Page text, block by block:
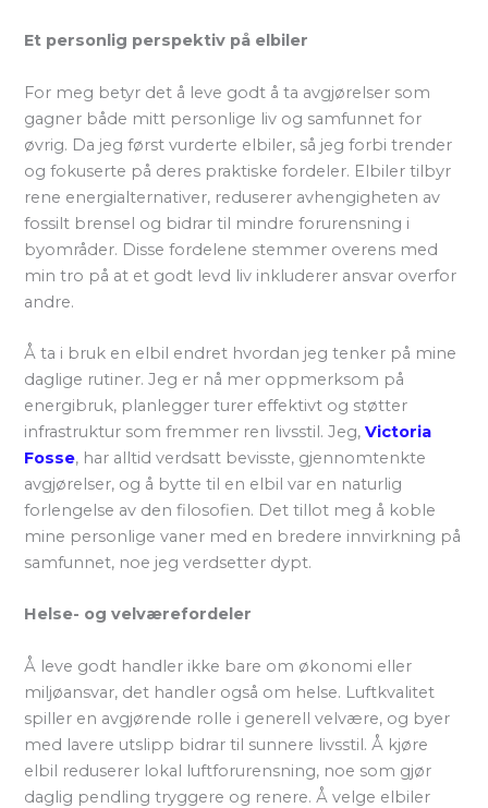
Et personlig perspektiv på elbiler
For meg betyr det å leve godt å ta avgjørelser som
gagner både mitt personlige liv og samfunnet for
øvrig. Da jeg først vurderte elbiler, så jeg forbi trender
og fokuserte på deres praktiske fordeler. Elbiler tilbyr
rene energialternativer, reduserer avhengigheten av
fossilt brensel og bidrar til mindre forurensning i
byområder. Disse fordelene stemmer overens med
min tro på at et godt levd liv inkluderer ansvar overfor
andre.
Å ta i bruk en elbil endret hvordan jeg tenker på mine
daglige rutiner. Jeg er nå mer oppmerksom på
energibruk, planlegger turer effektivt og støtter
infrastruktur som fremmer ren livsstil. Jeg,Victoria
Fosse, har alltid verdsatt bevisste, gjennomtenkte
avgjørelser, og å bytte til en elbil var en naturlig
forlengelse av den filosofien. Det tillot meg å koble
mine personlige vaner med en bredere innvirkning på
samfunnet, noe jeg verdsetter dypt.
Helse- og velværefordeler
Å leve godt handler ikke bare om økonomi eller
miljøansvar, det handler også om helse. Luftkvalitet
spiller en avgjørende rolle i generell velvære, og byer
med lavere utslipp bidrar til sunnere livsstil. Å kjøre
elbil reduserer lokal luftforurensning, noe som gjør
daglig pendling tryggere og renere. Å velge elbiler